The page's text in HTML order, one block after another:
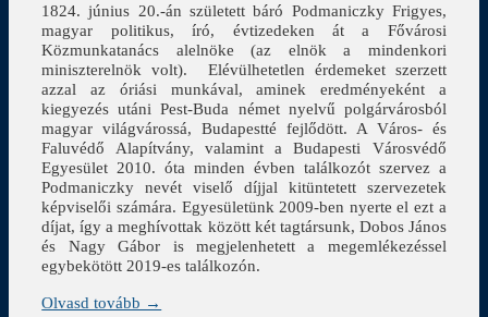
1824. június 20.-án született báró Podmaniczky Frigyes,
magyar politikus, író, évtizedeken át a Fővárosi
Közmunkatanács alelnöke (az elnök a mindenkori
miniszterelnök volt). Elévülhetetlen érdemeket szerzett
azzal az óriási munkával, aminek eredményeként a
kiegyezés utáni Pest-Buda német nyelvű polgárvárosból
magyar világvárossá, Budapestté fejlődött. A Város- és
Faluvédő Alapítvány, valamint a Budapesti Városvédő
Egyesület 2010. óta minden évben találkozót szervez a
Podmaniczky nevét viselő díjjal kitüntetett szervezetek
képviselői számára. Egyesületünk 2009-ben nyerte el ezt a
díjat, így a meghívottak között két tagtársunk, Dobos János
és Nagy Gábor is megjelenhetett a megemlékezéssel
egybekötött 2019-es találkozón.
Olvasd tovább →